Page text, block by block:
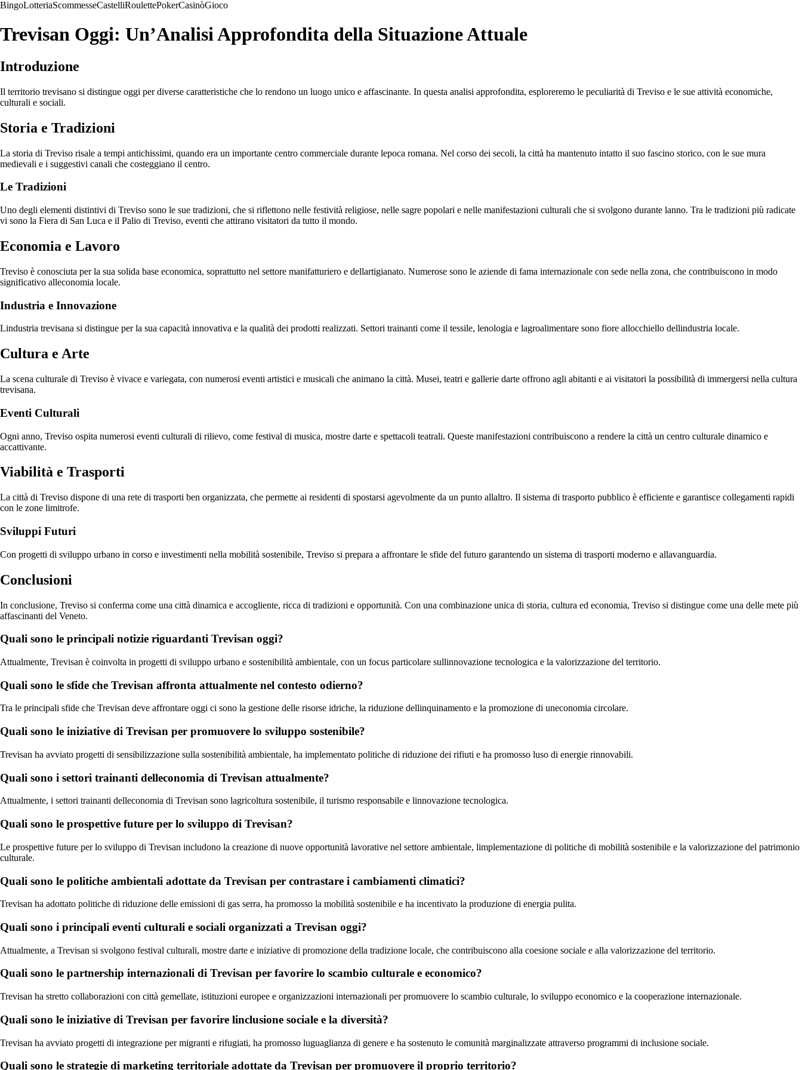
BingoLotteriaScommesseCastelliRoulettePokerCasinòGioco
Trevisan Oggi: Un’Analisi Approfondita della Situazione Attuale
Introduzione
Il territorio trevisano si distingue oggi per diverse caratteristiche che lo rendono un luogo unico e affascinante. In questa analisi approfondita, esploreremo le peculiarità di Treviso e le sue attività economiche,
culturali e sociali.
Storia e Tradizioni
La storia di Treviso risale a tempi antichissimi, quando era un importante centro commerciale durante lepoca romana. Nel corso dei secoli, la città ha mantenuto intatto il suo fascino storico, con le sue mura
medievali e i suggestivi canali che costeggiano il centro.
Le Tradizioni
Uno degli elementi distintivi di Treviso sono le sue tradizioni, che si riflettono nelle festività religiose, nelle sagre popolari e nelle manifestazioni culturali che si svolgono durante lanno. Tra le tradizioni più radicate
vi sono la Fiera di San Luca e il Palio di Treviso, eventi che attirano visitatori da tutto il mondo.
Economia e Lavoro
Treviso è conosciuta per la sua solida base economica, soprattutto nel settore manifatturiero e dellartigianato. Numerose sono le aziende di fama internazionale con sede nella zona, che contribuiscono in modo
significativo alleconomia locale.
Industria e Innovazione
Lindustria trevisana si distingue per la sua capacità innovativa e la qualità dei prodotti realizzati. Settori trainanti come il tessile, lenologia e lagroalimentare sono fiore allocchiello dellindustria locale.
Cultura e Arte
La scena culturale di Treviso è vivace e variegata, con numerosi eventi artistici e musicali che animano la città. Musei, teatri e gallerie darte offrono agli abitanti e ai visitatori la possibilità di immergersi nella cultura
trevisana.
Eventi Culturali
Ogni anno, Treviso ospita numerosi eventi culturali di rilievo, come festival di musica, mostre darte e spettacoli teatrali. Queste manifestazioni contribuiscono a rendere la città un centro culturale dinamico e
accattivante.
Viabilità e Trasporti
La città di Treviso dispone di una rete di trasporti ben organizzata, che permette ai residenti di spostarsi agevolmente da un punto allaltro. Il sistema di trasporto pubblico è efficiente e garantisce collegamenti rapidi
con le zone limitrofe.
Sviluppi Futuri
Con progetti di sviluppo urbano in corso e investimenti nella mobilità sostenibile, Treviso si prepara a affrontare le sfide del futuro garantendo un sistema di trasporti moderno e allavanguardia.
Conclusioni
In conclusione, Treviso si conferma come una città dinamica e accogliente, ricca di tradizioni e opportunità. Con una combinazione unica di storia, cultura ed economia, Treviso si distingue come una delle mete più
affascinanti del Veneto.
Quali sono le principali notizie riguardanti Trevisan oggi?
Attualmente, Trevisan è coinvolta in progetti di sviluppo urbano e sostenibilità ambientale, con un focus particolare sullinnovazione tecnologica e la valorizzazione del territorio.
Quali sono le sfide che Trevisan affronta attualmente nel contesto odierno?
Tra le principali sfide che Trevisan deve affrontare oggi ci sono la gestione delle risorse idriche, la riduzione dellinquinamento e la promozione di uneconomia circolare.
Quali sono le iniziative di Trevisan per promuovere lo sviluppo sostenibile?
Trevisan ha avviato progetti di sensibilizzazione sulla sostenibilità ambientale, ha implementato politiche di riduzione dei rifiuti e ha promosso luso di energie rinnovabili.
Quali sono i settori trainanti delleconomia di Trevisan attualmente?
Attualmente, i settori trainanti delleconomia di Trevisan sono lagricoltura sostenibile, il turismo responsabile e linnovazione tecnologica.
Quali sono le prospettive future per lo sviluppo di Trevisan?
Le prospettive future per lo sviluppo di Trevisan includono la creazione di nuove opportunità lavorative nel settore ambientale, limplementazione di politiche di mobilità sostenibile e la valorizzazione del patrimonio
culturale.
Quali sono le politiche ambientali adottate da Trevisan per contrastare i cambiamenti climatici?
Trevisan ha adottato politiche di riduzione delle emissioni di gas serra, ha promosso la mobilità sostenibile e ha incentivato la produzione di energia pulita.
Quali sono i principali eventi culturali e sociali organizzati a Trevisan oggi?
Attualmente, a Trevisan si svolgono festival culturali, mostre darte e iniziative di promozione della tradizione locale, che contribuiscono alla coesione sociale e alla valorizzazione del territorio.
Quali sono le partnership internazionali di Trevisan per favorire lo scambio culturale e economico?
Trevisan ha stretto collaborazioni con città gemellate, istituzioni europee e organizzazioni internazionali per promuovere lo scambio culturale, lo sviluppo economico e la cooperazione internazionale.
Quali sono le iniziative di Trevisan per favorire linclusione sociale e la diversità?
Trevisan ha avviato progetti di integrazione per migranti e rifugiati, ha promosso luguaglianza di genere e ha sostenuto le comunità marginalizzate attraverso programmi di inclusione sociale.
Quali sono le strategie di marketing territoriale adottate da Trevisan per promuovere il proprio territorio?